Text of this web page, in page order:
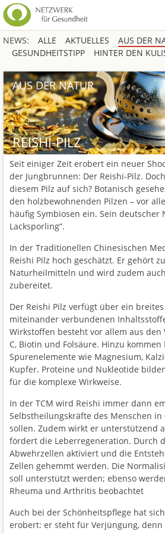
NEWS: ALLE AKTUELLES
AUS DER
GESUNDHEITSTIPP
HINTER DEN
REISHI-PILZ
AUS DER NATUR
Seit einiger Zeit erobert ein neuer
der Jungbrunnen: Der Reishi-Pilz.
diesem Pilz auf sich? Botanisch
den holzbewohnenden Pilzen – vor
häufig Symbiosen ein. Sein deutscher
Lacksporling“.
In der Traditionellen Chinesischen
Reishi Pilz hoch geschätzt. Er gehört
Naturheilmitteln und wird zudem
zubereitet.
Der Reishi Pilz verfügt über ein
miteinander verbundenen
Wirkstoffen besteht vor allem aus den
C, Biotin und Folsäure. Hinzu
Spurenelemente wie Magnesium,
Kupfer. Proteine und Nukleotide
für die komplexe Wirkweise.
In der TCM wird Reishi immer dann
Selbstheilungskräfte des Menschen in
sollen. Zudem wirkt er unterstützend
fördert die Leberregeneration. Durch
Abwehrzellen aktiviert und die
Zellen gehemmt werden. Die
soll unterstützt werden; ebenso
Rheuma und Arthritis beobachtet
Auch bei der Schönheitspflege hat
erobert: er steht für Verjüngung,